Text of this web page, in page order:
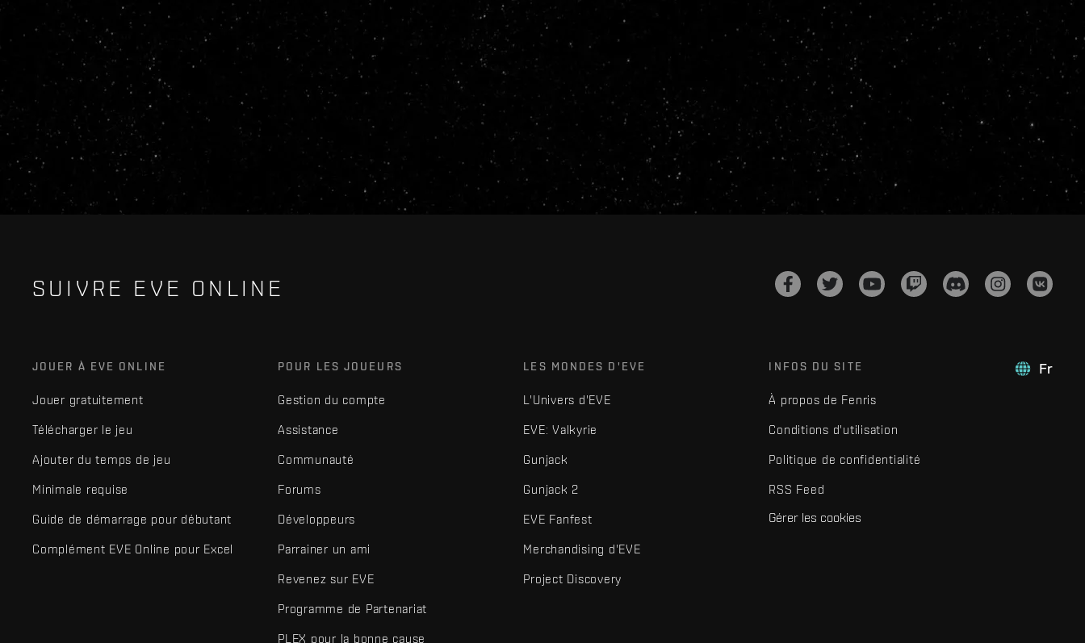
SUIVRE EVE ONLINE
Fr
JOUER À EVE ONLINE
Jouer gratuitement
Télécharger le jeu
Ajouter du temps de jeu
Minimale requise
Guide de démarrage pour débutant
Complément EVE Online pour Excel
POUR LES JOUEURS
Gestion du compte
Assistance
Communauté
Forums
Développeurs
Parrainer un ami
Revenez sur EVE
Programme de Partenariat
PLEX pour la bonne cause
LES MONDES D'EVE
L'Univers d'EVE
EVE: Valkyrie
Gunjack
Gunjack 2
EVE Fanfest
Merchandising d'EVE
Project Discovery
INFOS DU SITE
À propos de Fenris
Conditions d'utilisation
Politique de confidentialité
RSS Feed
Gérer les cookies